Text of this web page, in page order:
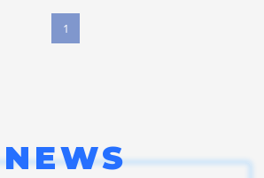
1
NEWS